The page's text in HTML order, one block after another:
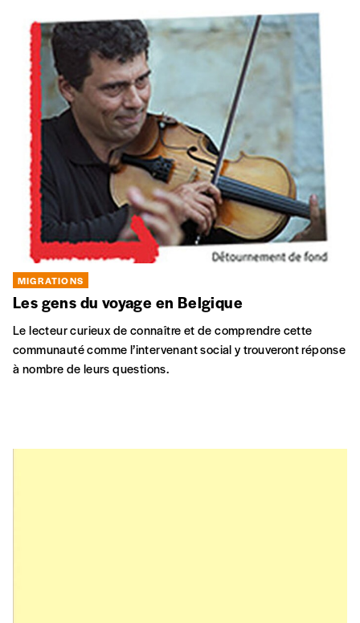
MIGRATIONS
Les gens du voyage en Belgique
Le lecteur curieux de connaître et de comprendre cette
communauté comme l’intervenant social y trouveront réponse
à nombre de leurs questions.